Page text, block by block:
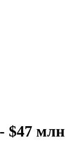
$47 млн